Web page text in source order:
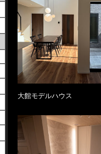
大館モデルハウス